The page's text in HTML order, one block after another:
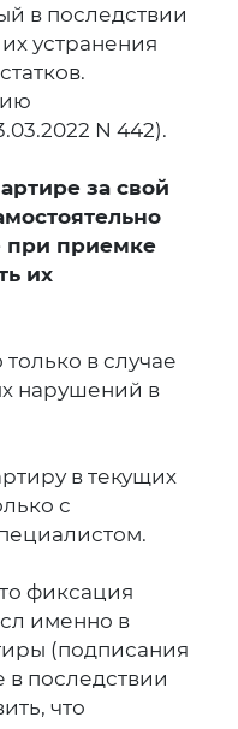
в последствии
устранения
N 442).
за свой
при приемке
их
в случае
нарушений в
в текущих
с
фиксация
именно в
(подписания
последствии
что